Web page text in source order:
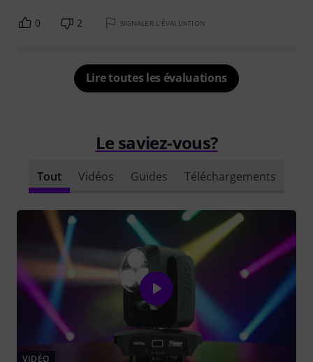
0 2 SIGNALER L'ÉVALUATION
Lire toutes les évaluations
Le saviez-vous?
Tout Vidéos Guides Téléchargements
VIDÉO